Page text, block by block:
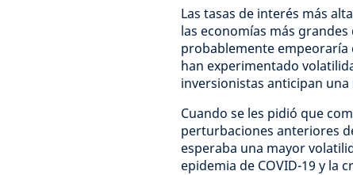
Las tasas de interés más
las economías más
probablemente empeoraría
han experimentado
inversionistas anticipan
Cuando se les pidió que
perturbaciones anteriores
esperaba una mayor
epidemia de COVID-19 y la